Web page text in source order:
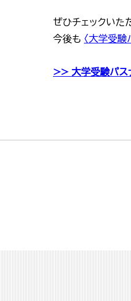
ぜひチェックいた
今後も 〈大学受験
>> 大学受験パス